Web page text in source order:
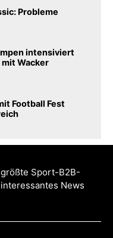
Probleme
intensiviert
Wacker
Football Fest
Sport-B2B-
News